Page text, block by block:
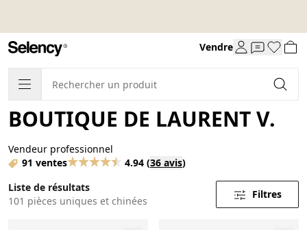
Vendre
BOUTIQUE DE LAURENT V.
Vendeur professionnel
91 ventes
4.94 (36 avis)
Liste de résultats
101 pièces uniques et chinées
Filtres